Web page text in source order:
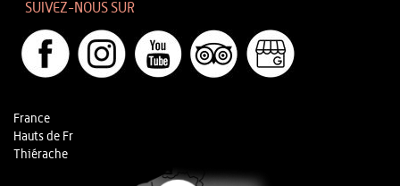
SUIVEZ-NOUS SUR
France
Hauts de Fr
Thiérache